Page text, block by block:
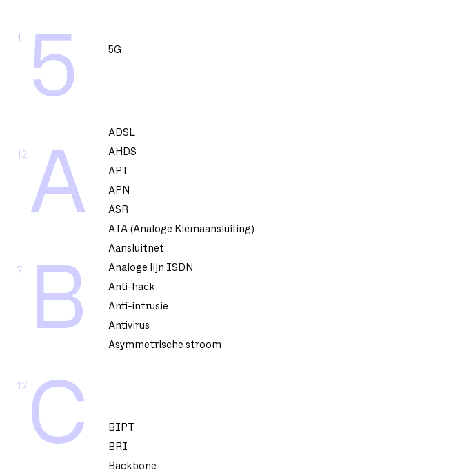
5
1
A
12
B
7
C
17
5G
ADSL
AHDS
API
APN
ASR
ATA (Analoge Klemaansluiting)
Aansluitnet
Analoge lijn ISDN
Anti-hack
Anti-intrusie
Antivirus
Asymmetrische stroom
BIPT
BRI
Backbone